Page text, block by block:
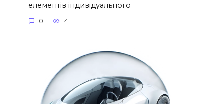
елементів індивідуального
0 4